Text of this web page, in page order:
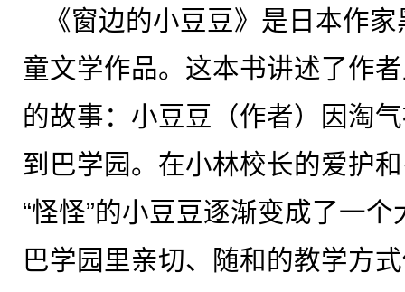
《窗边的小豆豆》是日本作
童文学作品。这本书讲述了作
的故事：小豆豆（作者）因淘
到巴学园。在小林校长的爱护
“怪怪”的小豆豆逐渐变成了一
巴学园里亲切、随和的教学方